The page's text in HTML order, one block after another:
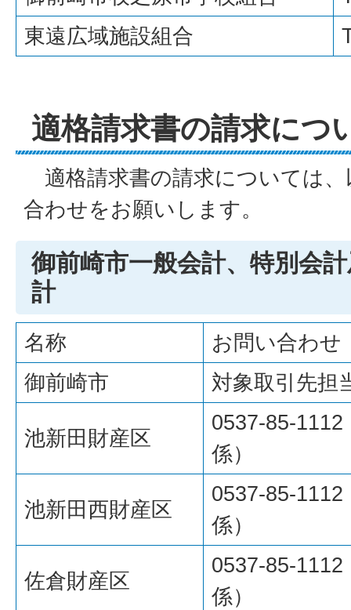
東遠広域施設組合
適格請求書の請求につ
適格請求書の請求については
合わせをお願いします。
御前崎市一般会計、特別会
計
名称
お問い合わせ
御前崎市
対象取引先担
池新田財産区
0537-85-
係）
池新田西財産区
0537-85-
係）
佐倉財産区
0537-85-
係）